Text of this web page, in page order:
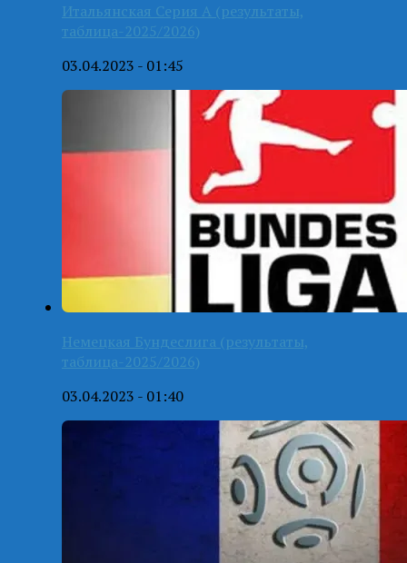
Итальянская Серия А (результаты,
таблица-2025/2026)
03.04.2023 - 01:45
Немецкая Бундеслига (результаты,
таблица-2025/2026)
03.04.2023 - 01:40